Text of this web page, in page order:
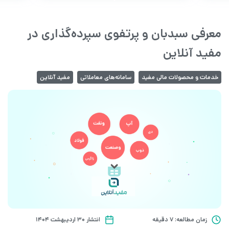
معرفی سبدبان و پرتفوی سپرده‌گذاری در
مفید آنلاین
خدمات و محصولات مالی مفید سامانه‌های معاملاتی مفید آنلاین
زمان مطالعه: 7 دقیقه
انتشار ۳۰ اردیبهشت ۱۴۰۴